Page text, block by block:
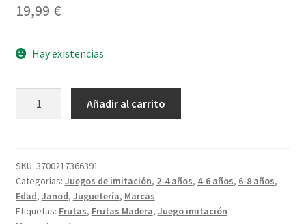
19,99 €
Hay existencias
Verduras
cantidad
Añadir al carrito
SKU: 3700217366391
Categorías: Juegos de imitación, 2-4 años, 4-6 años, 6-8 años,
Edad, Janod, Juguetería, Marcas
Etiquetas: Frutas, Frutas Madera, Juego imitación